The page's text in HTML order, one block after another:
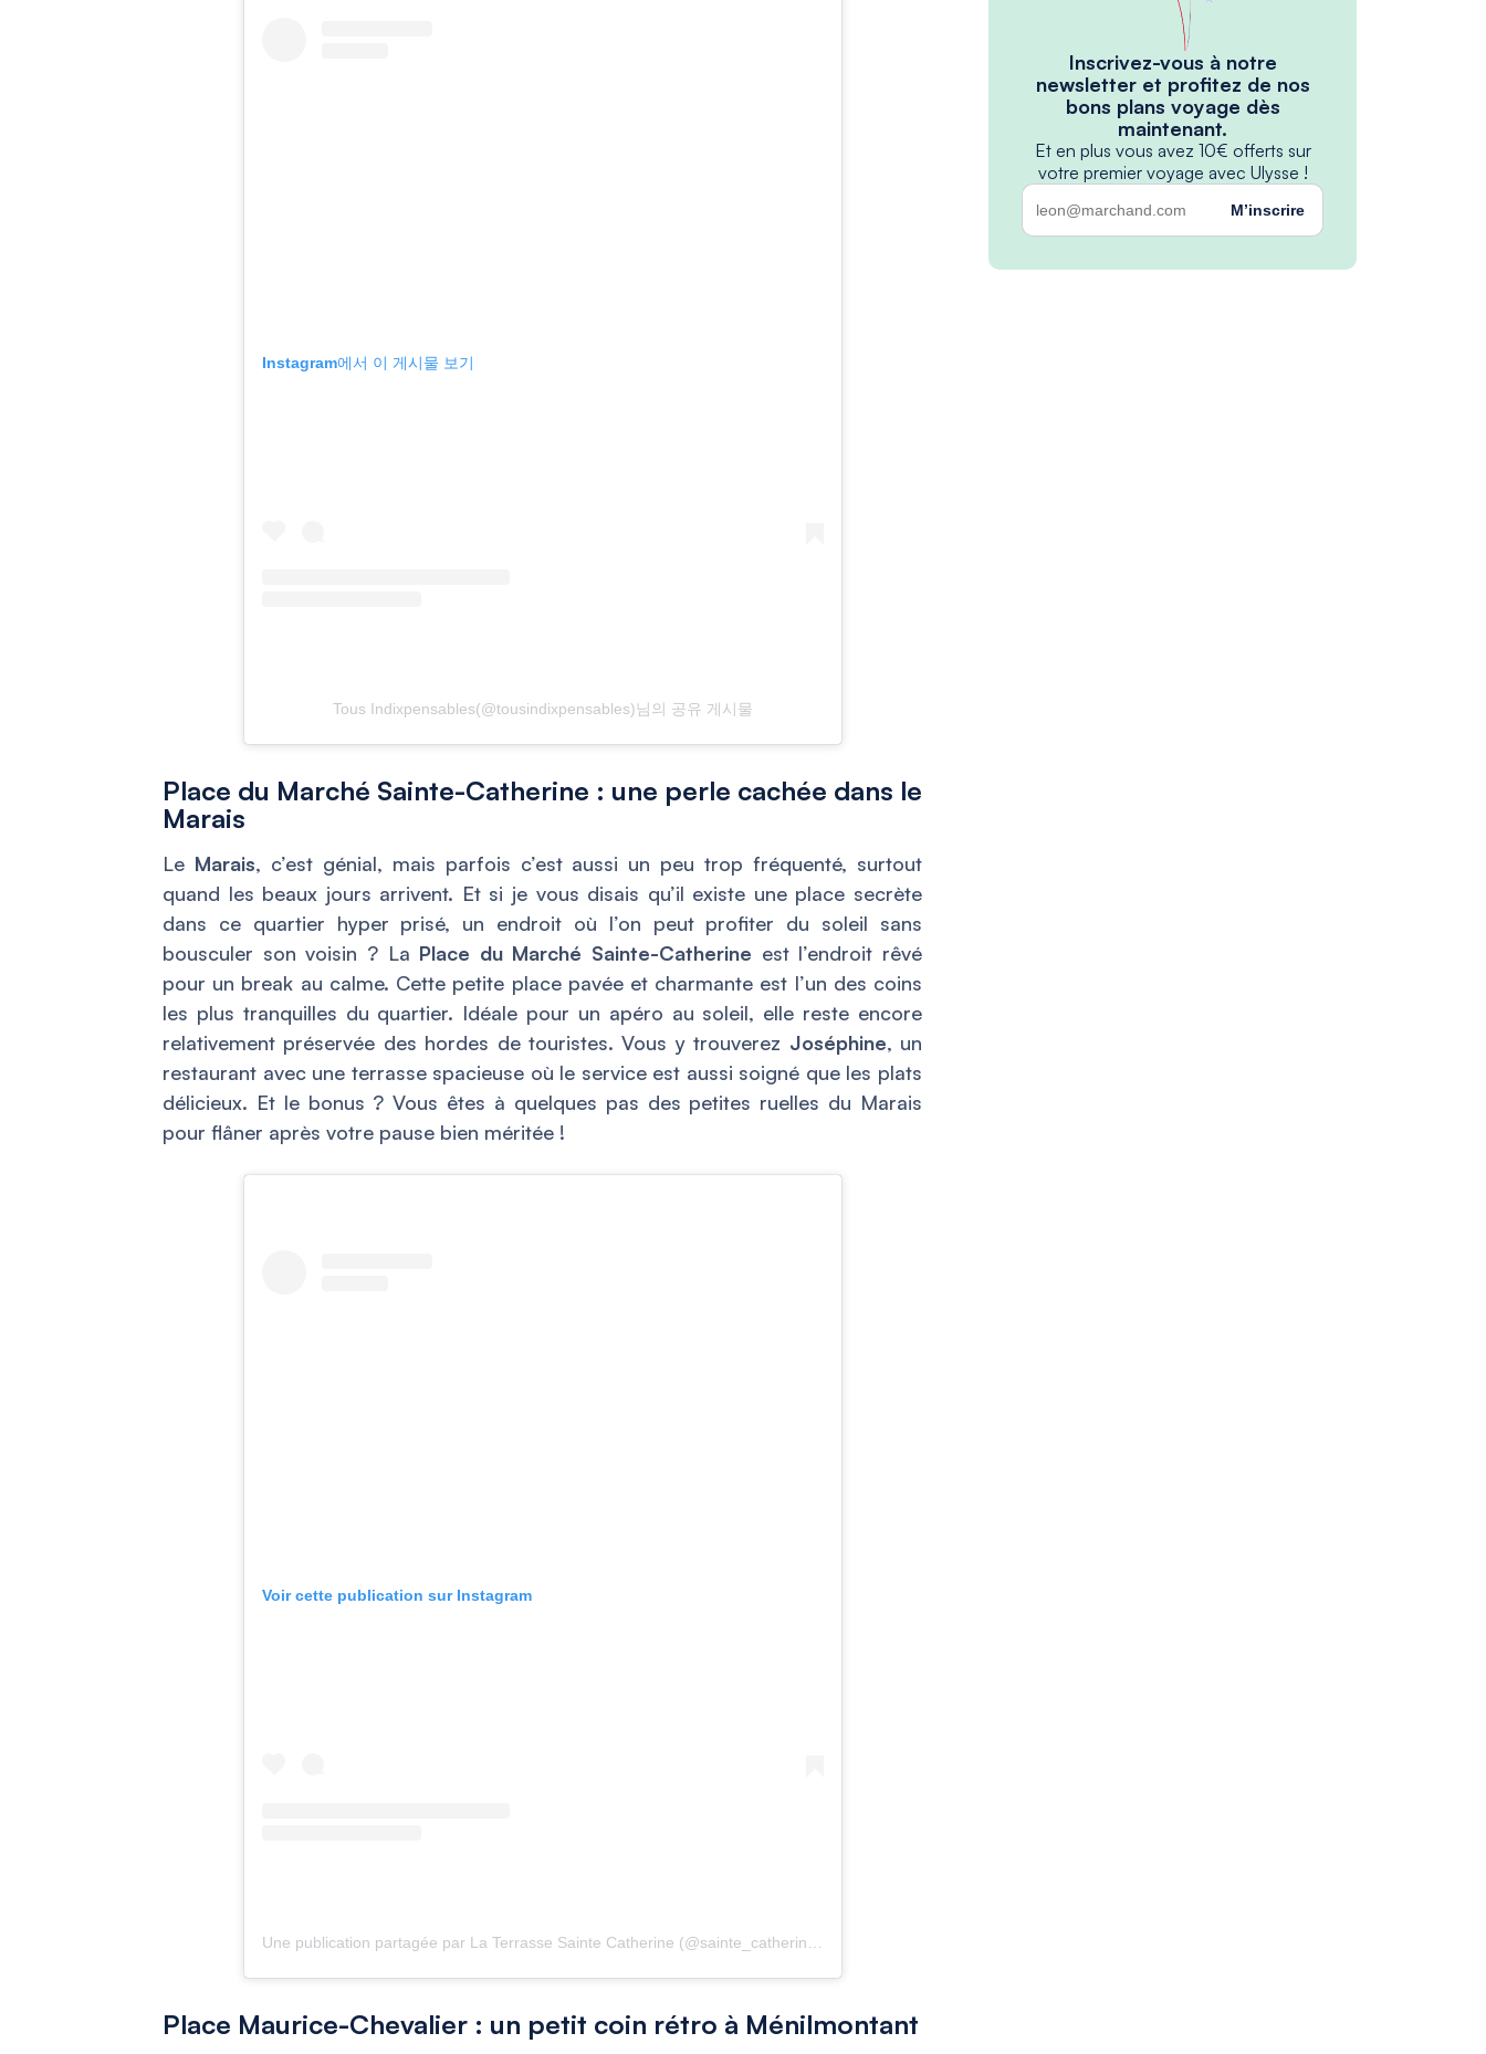
Instagram에서 이 게시물 보기
Tous Indixpensables(@tousindixpensables)님의 공유 게시물
Place du Marché Sainte-Catherine : une perle cachée dans le
Marais
Le Marais, c’est génial, mais parfois c’est aussi un peu trop fréquenté, surtout
quand les beaux jours arrivent. Et si je vous disais qu’il existe une place secrète
dans ce quartier hyper prisé, un endroit où l’on peut profiter du soleil sans
bousculer son voisin ? La Place du Marché Sainte-Catherine est l’endroit rêvé
pour un break au calme. Cette petite place pavée et charmante est l’un des coins
les plus tranquilles du quartier. Idéale pour un apéro au soleil, elle reste encore
relativement préservée des hordes de touristes. Vous y trouverez Joséphine, un
restaurant avec une terrasse spacieuse où le service est aussi soigné que les plats
délicieux. Et le bonus ? Vous êtes à quelques pas des petites ruelles du Marais
pour flâner après votre pause bien méritée !
Voir cette publication sur Instagram
Place Maurice-Chevalier : un petit coin rétro à Ménilmontant
Inscrivez-vous à notre
newsletter et profitez de nos
bons plans voyage dès
maintenant.
Et en plus vous avez 10€ offerts sur
votre premier voyage avec Ulysse !
M’inscrire